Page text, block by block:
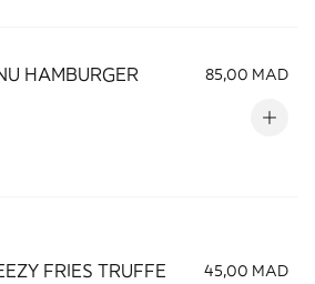
HAMBURGER 85,00 MAD
FRIES TRUFFE 45,00 MAD